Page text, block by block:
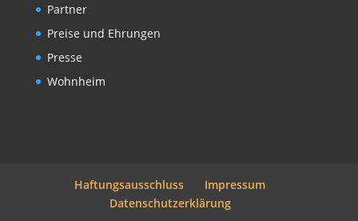
Partner
Preise und Ehrungen
Presse
Wohnheim
Haftungsausschluss
Impressum
Datenschutzerklärung